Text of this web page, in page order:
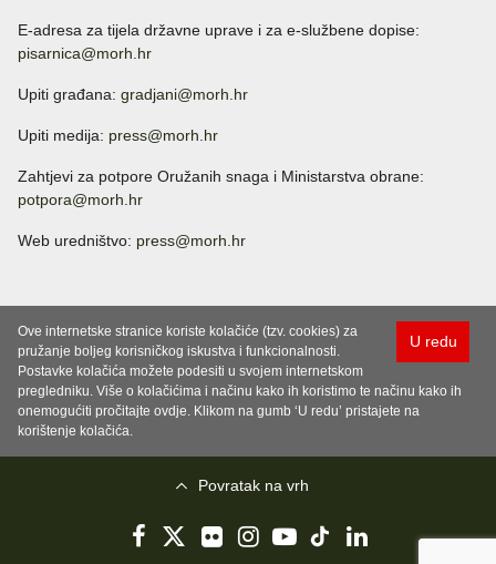
E-adresa za tijela državne uprave i za e-službene dopise:
pisarnica@morh.hr
Upiti građana: gradjani@morh.hr
Upiti medija: press@morh.hr
Zahtjevi za potpore Oružanih snaga i Ministarstva obrane:
potpora@morh.hr
Web uredništvo: press@morh.hr
U redu
Ove internetske stranice koriste kolačiće (tzv. cookies) za
pružanje boljeg korisničkog iskustva i funkcionalnosti.
Postavke kolačića možete podesiti u svojem internetskom
pregledniku. Više o kolačićima i načinu kako ih koristimo te načinu kako ih
onemogućiti pročitajte ovdje. Klikom na gumb ‘U redu’ pristajete na
korištenje kolačića.
Povratak na vrh